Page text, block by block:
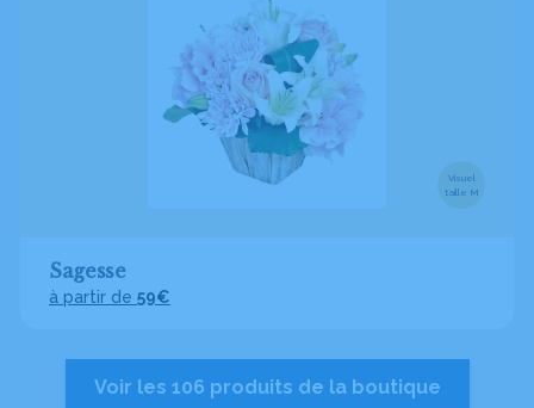
Visuel
taille M
Sagesse
à partir de 59€
Voir les 106 produits de la boutique